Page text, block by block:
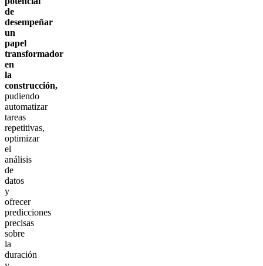
de
desempeñar
un
papel
transformador
en
la
construcción,
pudiendo
automatizar
tareas
repetitivas,
optimizar
el
análisis
de
datos
y
ofrecer
predicciones
precisas
sobre
la
duración